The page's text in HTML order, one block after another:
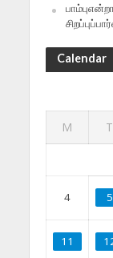
Calendar
M T
4 5
11